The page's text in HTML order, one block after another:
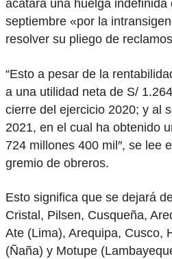
acatará una huelga
septiembre «por la
resolver su pliego de
“Esto a pesar de la
a una utilidad neta de S/
cierre del ejercicio 2020; y al
2021, en el cual ha obtenido
724 millones 400 mil″, se lee
gremio de obreros.
Esto significa que se dejará
Cristal, Pilsen, Cusqueña,
Ate (Lima), Arequipa, Cusco,
(Ñaña) y Motupe